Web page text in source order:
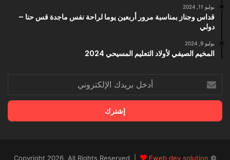
يوليو 11, 2024
قداس وجناز بمناسبة مرور أربعين يوما لراحة نفس ماجدة قس حنا –
دولي
يوليو 9, 2024
المخيم الصيفي لأولاد التعليم المسيحي 2024
بريدك
الإلكتروني
© Copyright 2026, All Rights Reserved |
Eweb dev solution